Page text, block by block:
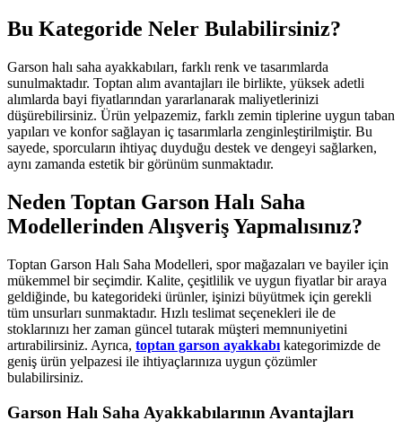
Bu Kategoride Neler Bulabilirsiniz?
Garson halı saha ayakkabıları, farklı renk ve tasarımlarda
sunulmaktadır. Toptan alım avantajları ile birlikte, yüksek adetli
alımlarda bayi fiyatlarından yararlanarak maliyetlerinizi
düşürebilirsiniz. Ürün yelpazemiz, farklı zemin tiplerine uygun taban
yapıları ve konfor sağlayan iç tasarımlarla zenginleştirilmiştir. Bu
sayede, sporcuların ihtiyaç duyduğu destek ve dengeyi sağlarken,
aynı zamanda estetik bir görünüm sunmaktadır.
Neden Toptan Garson Halı Saha
Modellerinden Alışveriş Yapmalısınız?
Toptan Garson Halı Saha Modelleri, spor mağazaları ve bayiler için
mükemmel bir seçimdir. Kalite, çeşitlilik ve uygun fiyatlar bir araya
geldiğinde, bu kategorideki ürünler, işinizi büyütmek için gerekli
tüm unsurları sunmaktadır. Hızlı teslimat seçenekleri ile de
stoklarınızı her zaman güncel tutarak müşteri memnuniyetini
artırabilirsiniz. Ayrıca, toptan garson ayakkabı kategorimizde de
geniş ürün yelpazesi ile ihtiyaçlarınıza uygun çözümler
bulabilirsiniz.
Garson Halı Saha Ayakkabılarının Avantajları